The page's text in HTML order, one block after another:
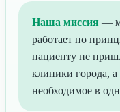
Наша миссия —
работает по
пациенту не
клиники города,
необходимое в